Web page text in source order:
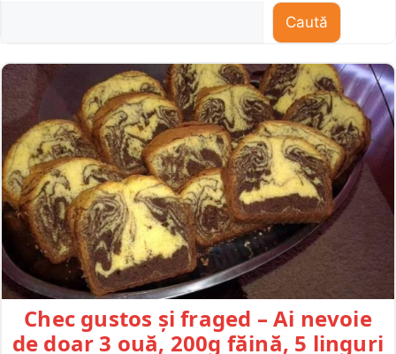
Caută
Chec gustos și fraged – Ai nevoie
de doar 3 ouă, 200g făină, 5 linguri